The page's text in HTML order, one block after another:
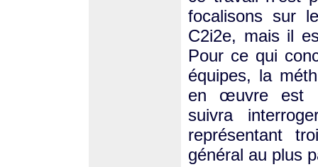
focalisons sur
C2i2e, mais il
Pour ce qui
équipes, la
en œuvre est
suivra
représentant
général au plus